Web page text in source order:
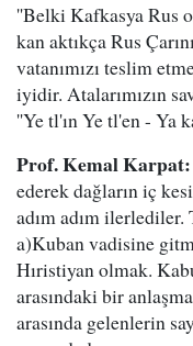
''Belki Kafkasya Rus
kan aktıkça Rus
vatanımızı teslim
iyidir. Atalarımızın
''Ye tl'ın Ye tl'en - Ya
Prof. Kemal Karpat:
ederek dağların iç
adım adım
a)Kuban vadisine
Hıristiyan olmak.
arasındaki bir
arasında gelenlerin